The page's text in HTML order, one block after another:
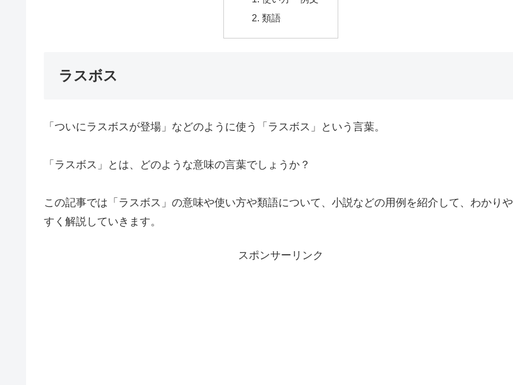
類語
ラスボス
「ついにラスボスが登場」などのように使う「ラスボス」という言葉。
「ラスボス」とは、どのような意味の言葉でしょうか？
この記事では「ラスボス」の意味や使い方や類語について、小説などの用例を紹介して、わかりや
すく解説していきます。
スポンサーリンク